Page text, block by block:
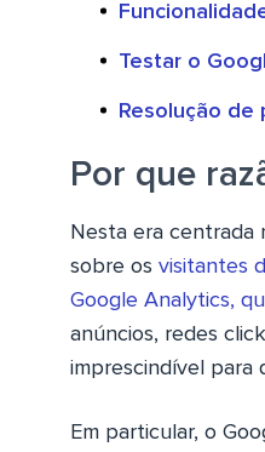
Testar o
Resolução de
Por que
Nesta era centrada
sobre os visitantes
Google Analytics,
anúncios, redes
imprescindível para
Em particular, o